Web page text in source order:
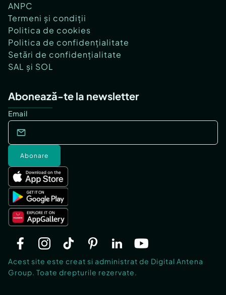
ANPC
Termeni și condiții
Politica de cookies
Politica de confidențialitate
Setări de confidențialitate
SAL și SOL
Abonează-te la newsletter
Email
Abonare
Acest site este creat si administrat de Digital Antena
Group. Toate drepturile rezervate.